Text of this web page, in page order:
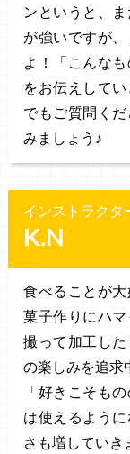
ンというと、
が強いですが
よ！「こんな
をお伝えして
でもご質問く
みましょう♪
インストラクタ
K.N
食べることが
菓子作りにハ
撮って加工し
の楽しみを追求
「好きこそも
は使えるよう
さも増していき